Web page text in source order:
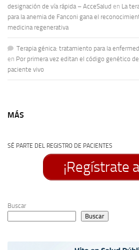
designación de vía rápida – AcceSalud en La
para la anemia de Fanconi gana el
medicina regenerativa
Terapia génica: tratamiento para la
en Por primera vez editan el código genético
paciente vivo
MÁS
SÉ PARTE DEL REGISTRO DE PACIENTES
¡Regístrate
Buscar
Buscar